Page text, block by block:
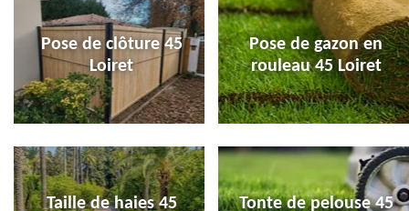
Pose de clôture 45
Loiret
Pose de gazon en
rouleau 45 Loiret
Taille de haies 45
Tonte de pelouse 45